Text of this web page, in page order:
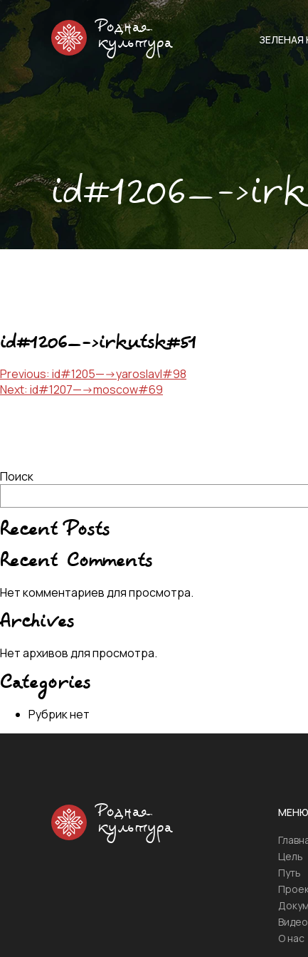
Родная
культура
ЗЕЛЕНАЯ
id#1206—-
id#1206—->irkutsk#51
Навигация
по
Previous: id#1205—->yaroslavl#98
Next: id#1207—->moscow#69
Поиск
Recent Posts
Recent Comments
Нет комментариев для просмотра.
Archives
Нет архивов для просмотра.
Categories
Рубрик нет
Родная
культура
МЕНЮ
Цель
Путь
Видео
О нас